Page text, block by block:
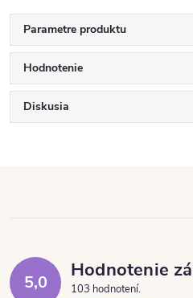
Parametre produktu
Hodnotenie
Diskusia
5,0
Hodnotenie
103 hodnotení